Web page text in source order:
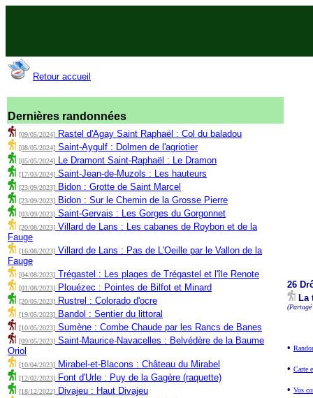
Retour accueil
Dernières randonnées
[09/05/2024] Rastel d'Agay Saint Raphaël : Col du baladou
[08/05/2024] Saint-Aygulf : Dolmen de l'agriotier
[05/05/2024] Le Dramont Saint-Raphaël : Le Dramon
[17/03/2024] Saint-Jean-de-Muzols : Les hauteurs
[23/09/2023] Bidon : Grotte de Saint Marcel
[23/09/2023] Bidon : Sur le Chemin de la Grosse Pierre
[03/09/2023] Saint-Gervais : Les Gorges du Gorgonnet
[20/08/2023] Villard de Lans : Les cabanes de Roybon et de la
Fauge
[16/08/2023] Villard de Lans : Pas de L'Oeille par le Vallon de la
Fauge
[04/08/2023] Trégastel : Les plages de Trégastel et l'île Renote
[01/08/2023] Plouézec : Pointes de Bilfot et Minard
[20/05/2023] Rustrel : Colorado d'ocre
[19/05/2023] Bandol : Sentier du littoral
[10/05/2023] Sumène : Combe Chaude par les Rancs de Banes
[09/05/2023] Saint-Maurice-Navacelles : Belvédère de la Baume
Oriol
[10/04/2023] Mirabel-et-Blacons : Château du Mirabel
[12/02/2023] Font d'Urle : Puy de la Gagère (raquette)
[18/12/2022] Divajeu : Haut Divajeu
26
La
•
• Carte
• Vos